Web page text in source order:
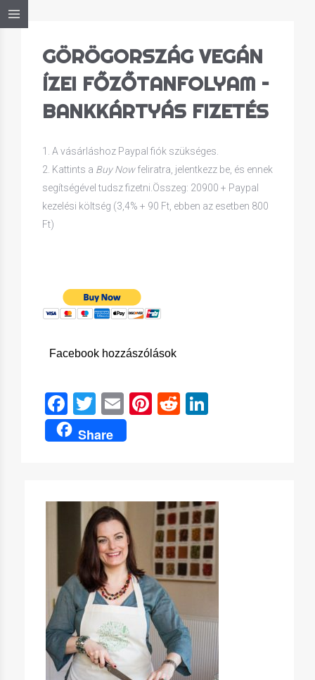
GÖRÖGORSZÁG VEGÁN
ÍZEI FŐZŐTANFOLYAM –
BANKKÁRTYÁS FIZETÉS
1. A vásárláshoz Paypal fiók szükséges.
2. Kattints a Buy Nowfeliratra, jelentkezz be, és ennek
segítségével tudsz fizetni.Összeg: 20900 + Paypal
kezelési költség (3,4% + 90 Ft, ebben az esetben 800
Ft)
Facebook hozzászólások
Facebook
Twitter
EmailPinterest
Reddit
Share